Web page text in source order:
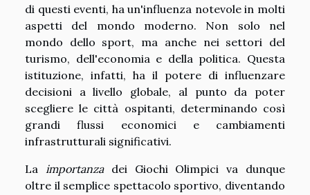
di questi eventi, ha un'influenza notevole in molti
aspetti del mondo moderno. Non solo nel
mondo dello sport, ma anche nei settori del
turismo, dell'economia e della politica. Questa
istituzione, infatti, ha il potere di influenzare
decisioni a livello globale, al punto da poter
scegliere le città ospitanti, determinando così
grandi flussi economici e cambiamenti
infrastrutturali significativi.
La
importanzadei Giochi Olimpici va dunque
oltre il semplice spettacolo sportivo, diventando